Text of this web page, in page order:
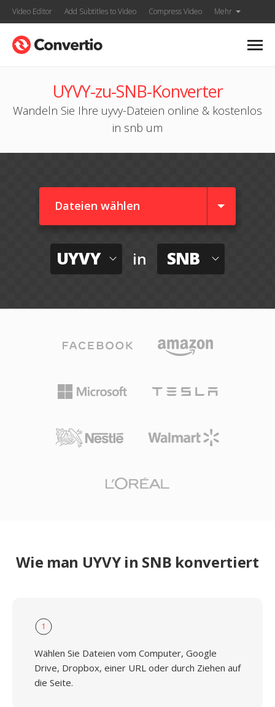
Video Editor Add Subtitles to Video Compress Video Mehr
UYVY-zu-SNB-Konverter
Wandeln Sie Ihre uyvy-Dateien online & kostenlos
in snb um
Dateien wählen
UYVY in SNB
Wie man UYVY in SNB konvertiert
1
Wählen Sie Dateien vom Computer, Google
Drive, Dropbox, einer URL oder durch Ziehen auf
die Seite.